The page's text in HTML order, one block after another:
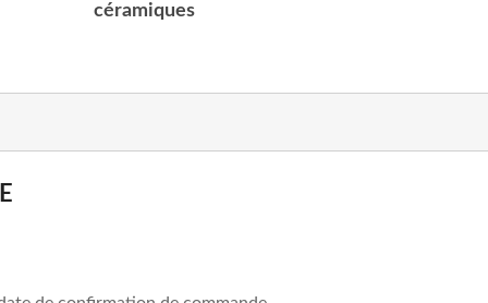
céramiques